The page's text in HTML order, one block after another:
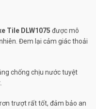
Tile DLW1075 được mô
Đem lại cảm giác thoải
chống chịu nước tuyệt
trượt rất tốt, đảm bảo an